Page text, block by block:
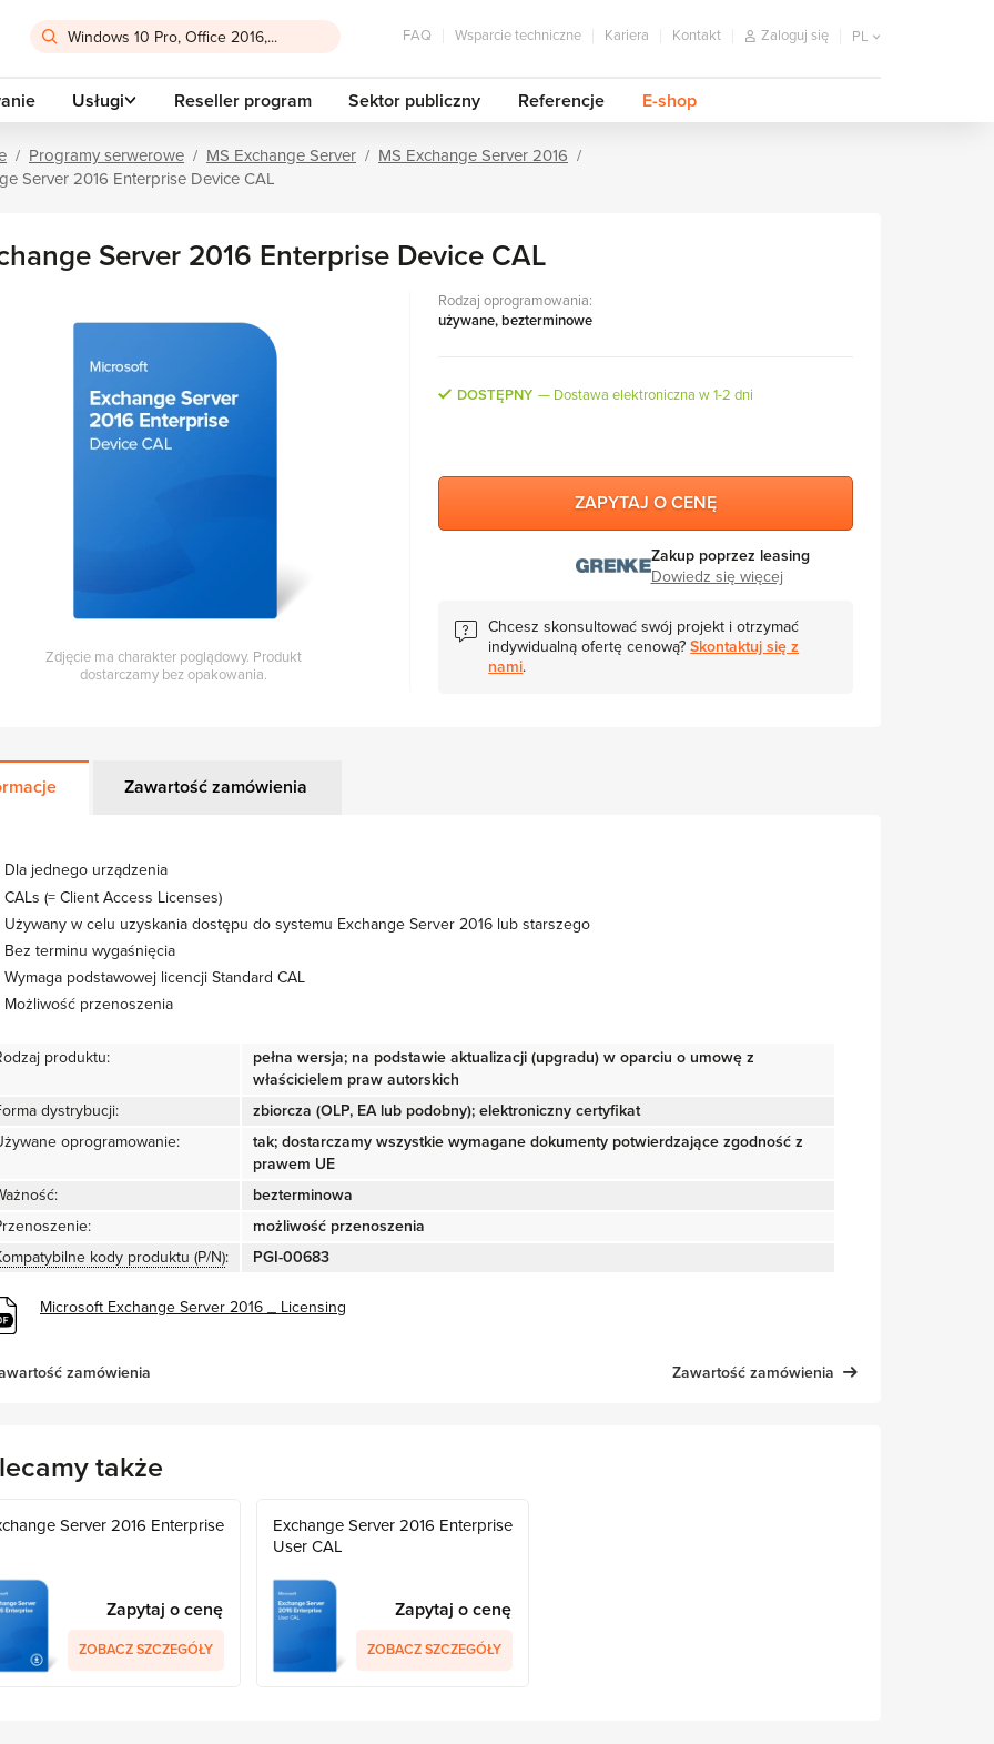
FAQ Wsparcie techniczne Kariera Kontakt Zaloguj się PL
Usługi Reseller program Sektor publiczny Referencje E-shop
Programy serwerowe MS Exchange Server
MS Exchange Server 2016
Server 2016 Enterprise Device CAL
Server 2016 Enterprise Device CAL
Zdjęcie ma charakter poglądowy. Produkt
dostarczamy bez opakowania.
Rodzaj oprogramowania:
używane, bezterminowe
DOSTĘPNY Dostawa elektroniczna w 1-2 dni
ZAPYTAJ O CENĘ
Zakup poprzez leasing
Dowiedz się więcej
Chcesz skonsultować swój projekt i otrzymać
indywidualną ofertę cenową?Skontaktuj się z
nami.
Zawartość zamówienia
Dla jednego urządzenia
CALs (= Client Access Licenses)
Używany w celu uzyskania dostępu do systemu Exchange Server 2016 lub starszego
Bez terminu wygaśnięcia
Wymaga podstawowej licencji Standard CAL
Możliwość przenoszenia
produktu:
pełna wersja; na podstawie aktualizacji (upgradu) w oparciu o umowę z
właścicielem praw autorskich
dystrybucji:
zbiorcza (OLP, EA lub podobny); elektroniczny certyfikat
oprogramowanie:
tak; dostarczamy wszystkie wymagane dokumenty potwierdzające zgodność z
prawem UE
bezterminowa
możliwość przenoszenia
kody produktu (P/N): PGI-00683
Microsoft Exchange Server 2016 _ Licensing
zamówienia Zawartość zamówienia
także
Server 2016 Enterprise
Zapytaj o cenę
ZOBACZ SZCZEGÓŁY
Exchange Server 2016 Enterprise
User CAL
Zapytaj o cenę
ZOBACZ SZCZEGÓŁY